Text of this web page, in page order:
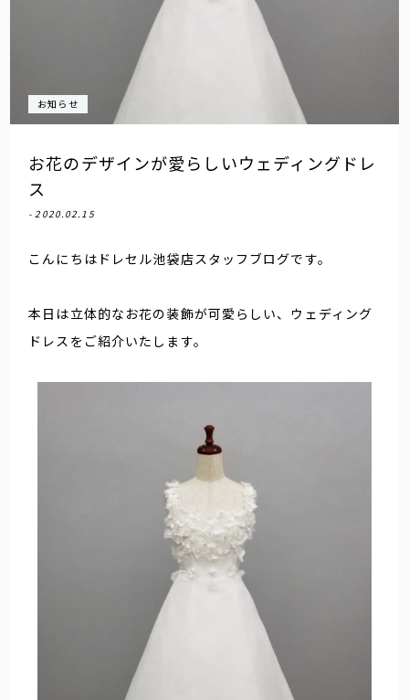
お知らせ
お花のデザインが愛らしいウェディングドレ
ス
- 2020.02.15
こんにちはドレセル池袋店スタッフブログです。
本日は立体的なお花の装飾が可愛らしい、ウェディング
ドレスをご紹介いたします。